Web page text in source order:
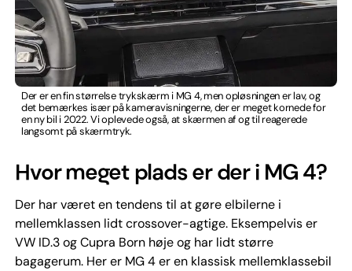
Der er en fin størrelse trykskærm i MG 4, men opløsningen er lav, og
det bemærkes især på kameravisningerne, der er meget kornede for
en ny bil i 2022. Vi oplevede også, at skærmen af og til reagerede
langsomt på skærmtryk.
Hvor meget plads er der i MG 4?
Der har været en tendens til at gøre elbilerne i
mellemklassen lidt crossover-agtige. Eksempelvis er
VW ID.3 og Cupra Born høje og har lidt større
bagagerum. Her er MG 4 er en klassisk mellemklassebil